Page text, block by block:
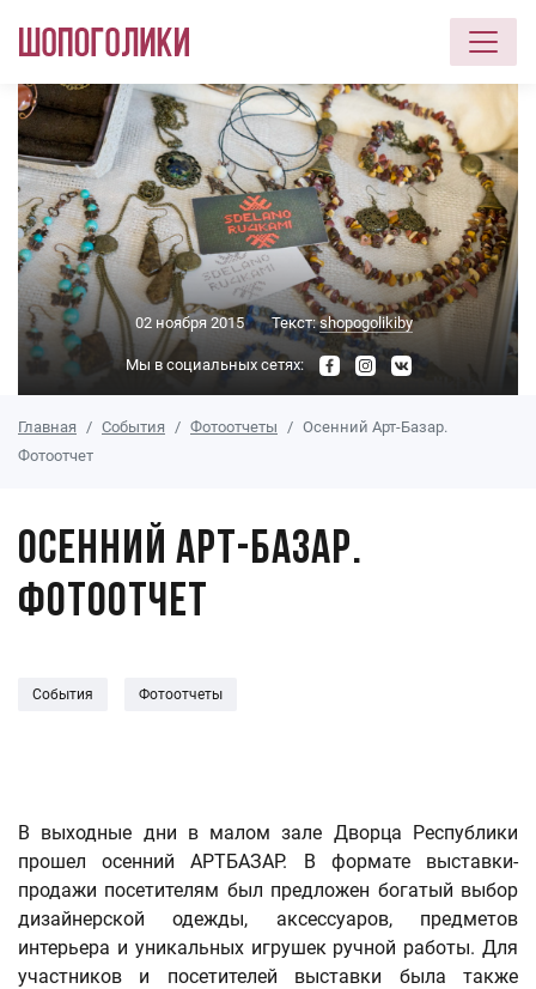
Перейти к основному содержанию
02 ноября 2015 Текст:shopogolikiby
Мы в социальных сетях:
Главная События Фотоотчеты
Осенний Арт-Базар.
Фотоотчет
Осенний Арт-Базар.
Фотоотчет
События Фотоотчеты
В выходные дни в малом зале Дворца Республики
прошел осенний АРТБАЗАР. В формате выставки-
продажи посетителям был предложен богатый выбор
дизайнерской одежды, аксессуаров, предметов
интерьера и уникальных игрушек ручной работы. Для
участников и посетителей выставки была также